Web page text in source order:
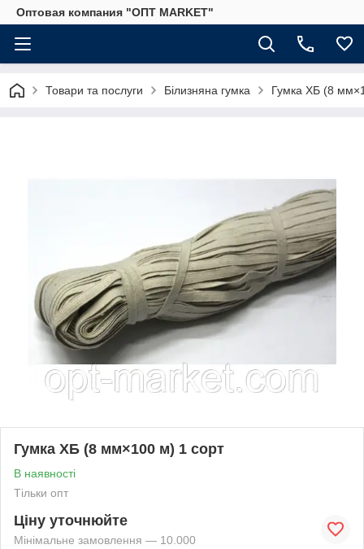
Оптовая компания "ОПТ MARKET"
Товари та послуги Білизняна гумка Гумка ХБ (8
Гумка ХБ (8 мм×100 м) 1 сорт
В наявності
Тільки опт
Ціну уточнюйте
Мінімальне замовлення — 10.000